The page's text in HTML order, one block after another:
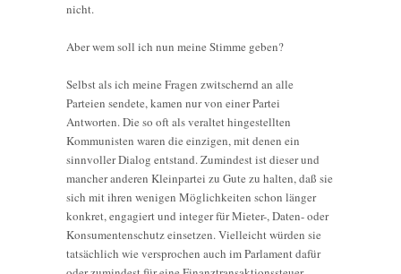
nicht.
Aber wem soll ich nun meine Stimme geben?
Selbst als ich meine Fragen zwitschernd an alle
Parteien sendete, kamen nur von einer Partei
Antworten. Die so oft als veraltet hingestellten
Kommunisten waren die einzigen, mit denen ein
sinnvoller Dialog entstand. Zumindest ist dieser und
mancher anderen Kleinpartei zu Gute zu halten, daß sie
sich mit ihren wenigen Möglichkeiten schon länger
konkret, engagiert und integer für Mieter-, Daten- oder
Konsumentenschutz einsetzen. Vielleicht würden sie
tatsächlich wie versprochen auch im Parlament dafür